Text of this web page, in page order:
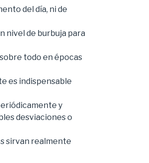
del día, ni de
nivel de burbuja para
todo en épocas
es indispensable
y
desviaciones o
sirvan realmente